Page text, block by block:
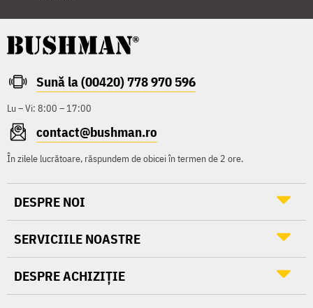
Sună la (00420) 778 970 596
Lu – Vi: 8:00 – 17:00
contact@bushman.ro
În zilele lucrătoare, răspundem de obicei în termen de 2 ore.
DESPRE NOI
SERVICIILE NOASTRE
DESPRE ACHIZIȚIE